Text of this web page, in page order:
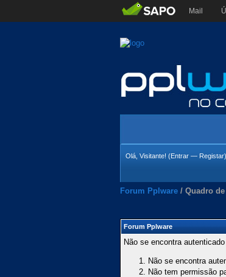
Mail
Olá, Visitante! (Entrar — Registar)
Forum Pplware / Quadro
Forum Pplware
Não se encontra
Não se encontra
Não tem permissão